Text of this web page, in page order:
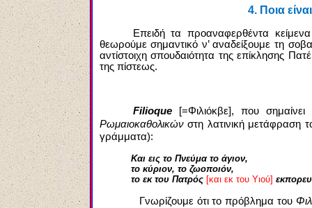
4.Ποια
Επειδή τα προαναφερθέντα
θεωρούμε σημαντικό ν’ αναδείξουμε τη
αντίστοιχη σπουδαιότητα της επίκλησης
της πίστεως.
Filioque[=Φιλιόκβε], που σημαίνει
Ρωμαιοκαθολικώνστη λατινική μετάφραση
γράμματα):
Και εις το Πνεύμα το άγιον,
το κύριον, το ζωοποιόν,
το εκ του Πατρός [και εκ του Υιού]
Γνωρίζουμε ότι το πρόβλημα του